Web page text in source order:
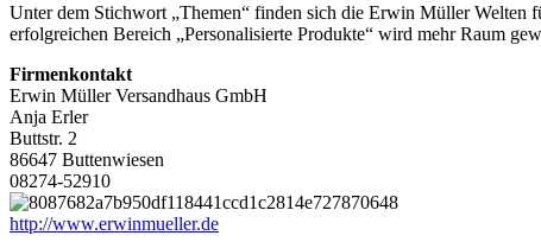
Unter dem Stichwort „Themen“ finden sich die Erwin Müller Welten
erfolgreichen Bereich „Personalisierte Produkte“ wird mehr Raum
Firmenkontakt
Erwin Müller Versandhaus GmbH
Anja Erler
Buttstr. 2
86647 Buttenwiesen
08274-52910
http://www.erwinmueller.de